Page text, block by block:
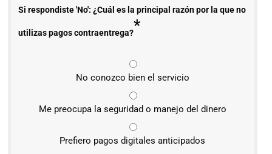
Si respondiste 'No': ¿Cuál es la principal razón por la que no
utilizas pagos contraentrega?*
No conozco bien el servicio
Me preocupa la seguridad o manejo del dinero
Prefiero pagos digitales anticipados